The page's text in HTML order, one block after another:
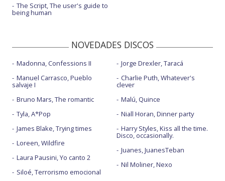
The Script, The user's guide to
being human
NOVEDADES DISCOS
Madonna, Confessions II
Manuel Carrasco, Pueblo
salvaje I
Bruno Mars, The romantic
Tyla, A*Pop
James Blake, Trying times
Loreen, Wildfire
Laura Pausini, Yo canto 2
Siloé, Terrorismo emocional
Jorge Drexler, Taracá
Charlie Puth, Whatever's
clever
Malú, Quince
Niall Horan, Dinner party
Harry Styles, Kiss all the time.
Disco, occasionally.
Juanes, JuanesTeban
Nil Moliner, Nexo